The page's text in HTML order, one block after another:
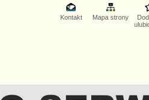
Kontakt Mapa strony